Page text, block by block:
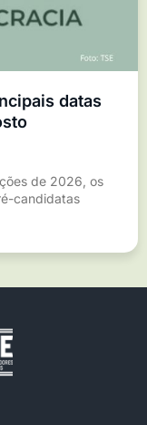
datas
de 2026, os
candidatas